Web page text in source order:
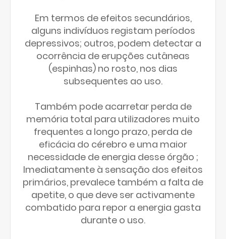
Em termos de efeitos secundários,
alguns indivíduos registam períodos
depressivos; outros, podem detectar a
ocorrência de erupções cutâneas
(espinhas) no rosto, nos dias
subsequentes ao uso.
Também pode acarretar perda de
memória total para utilizadores muito
frequentes a longo prazo, perda de
eficácia do cérebro e uma maior
necessidade de energia desse órgão ;
Imediatamente à sensação dos efeitos
primários, prevalece também a falta de
apetite, o que deve ser activamente
combatido para repor a energia gasta
durante o uso.